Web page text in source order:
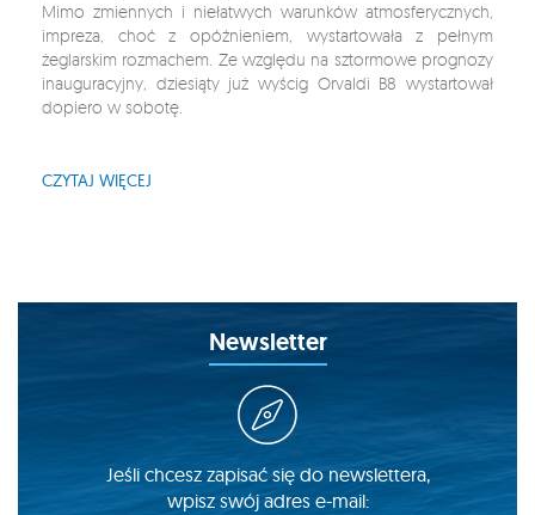
Mimo zmiennych i niełatwych warunków atmosferycznych,
impreza, choć z opóźnieniem, wystartowała z pełnym
żeglarskim rozmachem. Ze względu na sztormowe prognozy
inauguracyjny, dziesiąty już wyścig Orvaldi B8 wystartował
dopiero w sobotę.
CZYTAJ WIĘCEJ
Newsletter
Jeśli chcesz zapisać się do newslettera,
wpisz swój adres e-mail: